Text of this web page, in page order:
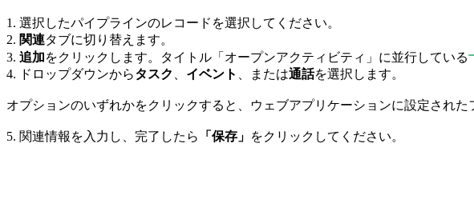
1. 選択したパイプラインのレコードを選択してください。
2. 関連タブに切り替えます。
3. 追加をクリックします。タイトル「オープンアクティビティ」に並行している
4. ドロップダウンからタスク イベント 、または通話を選択します。
オプションのいずれかをクリックすると、ウェブアプリケーションに設定された
5. 関連情報を入力し、完了したら 「保存」 をクリックしてください。